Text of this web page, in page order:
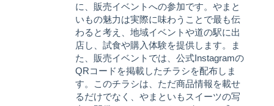
に、販売イベントへの参加です。やまと
いもの魅力は実際に味わうことで最も伝
わると考え、地域イベントや道の駅に出
店し、試食や購入体験を提供します。ま
た、販売イベントでは、公式Instagramの
QRコードを掲載したチラシを配布しま
す。このチラシは、ただ商品情報を載せ
るだけでなく、やまといもスイーツの写